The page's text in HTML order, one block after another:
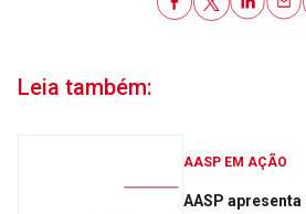
Leia também:
AASP EM AÇÃO
AASP